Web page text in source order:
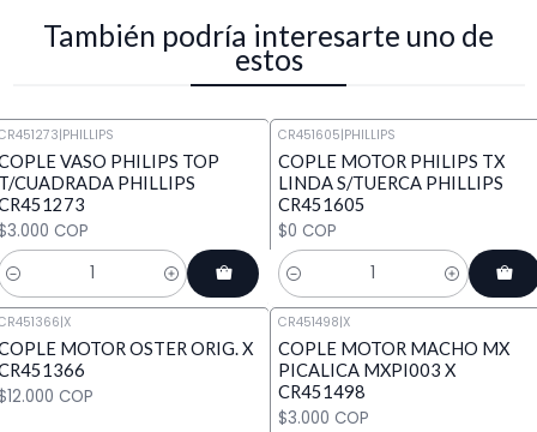
También podría interesarte uno de
estos
|PHILLIPS
VASO PHILIPS TOP
CUADRADA PHILLIPS
COP
CR451605|PHILLIPS
COPLE MOTOR PHILIPS TX
LINDA S/TUERCA PHILLIPS
CR451605
$0 COP
Cantidad
|X
MOTOR OSTER ORIG. X
COP
CR451498|X
COPLE MOTOR MACHO MX
PICALICA MXPI003 X
CR451498
$3.000 COP